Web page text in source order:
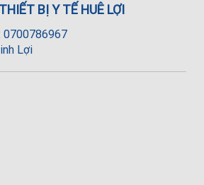
BỊ Y TẾ HUÊ LỢI
Lợi